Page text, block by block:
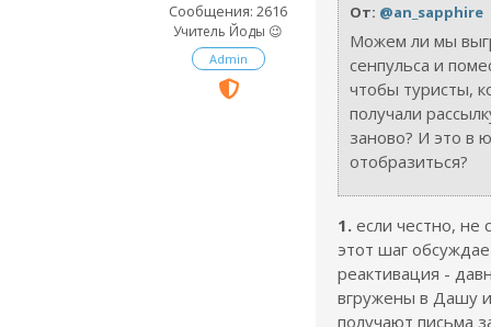
Сообщения: 2616
Учитель Йоды 😉
Admin
От: @an_sapphire
Можем ли мы
сенпульса и
чтобы туристы,
получали
заново? И это в
отобразиться?
1. если честно, не
этот шаг
реактивация -
вгружены в Дашу
получают письма